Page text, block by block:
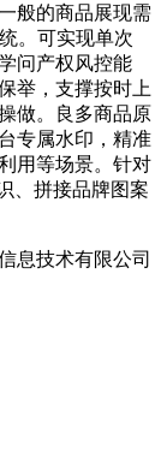
般的商品展现需
。可实现单次
问产权风控能
举，支撑按时上
做。良多商品原
专属水印，精准
用等场景。针对
、拼接品牌图案
息技术有限公司